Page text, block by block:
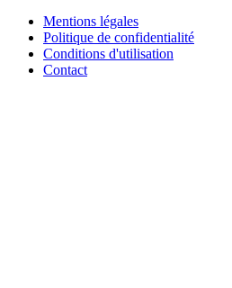
Mentions légales
Politique de confidentialité
Conditions d'utilisation
Contact